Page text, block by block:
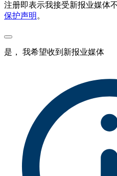
注册即表示我接受新报业媒体
保护声明。
是， 我希望收到新报业媒体